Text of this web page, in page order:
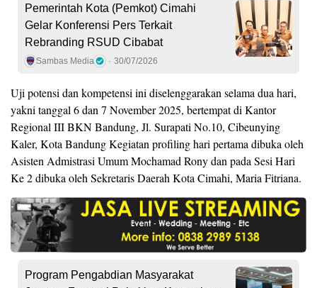
Pemerintah Kota (Pemkot) Cimahi
Gelar Konferensi Pers Terkait
Rebranding RSUD Cibabat
Sambas Media 30/07/2026
Uji potensi dan kompetensi ini diselenggarakan selama dua hari,
yakni tanggal 6 dan 7 November 2025, bertempat di Kantor
Regional III BKN Bandung, Jl. Surapati No.10, Cibeunying
Kaler, Kota Bandung Kegiatan profiling hari pertama dibuka oleh
Asisten Admistrasi Umum Mochamad Rony dan pada Sesi Hari
Ke 2 dibuka oleh Sekretaris Daerah Kota Cimahi, Maria Fitriana.
Program Pengabdian Masyarakat